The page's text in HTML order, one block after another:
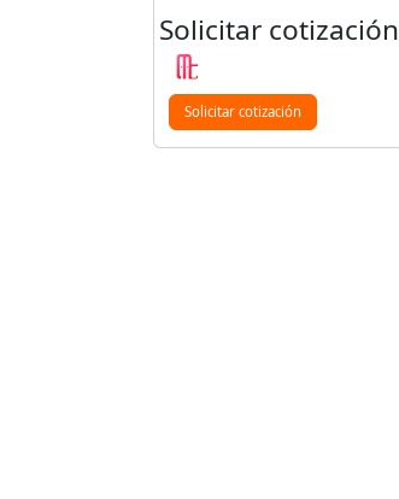
Solicitar cotización
Solicitar cotización